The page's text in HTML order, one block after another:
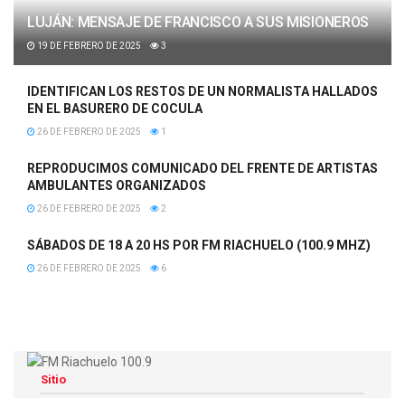
LUJÁN: MENSAJE DE FRANCISCO A SUS MISIONEROS
19 DE FEBRERO DE 2025 3
IDENTIFICAN LOS RESTOS DE UN NORMALISTA HALLADOS
EN EL BASURERO DE COCULA
26 DE FEBRERO DE 2025 1
REPRODUCIMOS COMUNICADO DEL FRENTE DE ARTISTAS
AMBULANTES ORGANIZADOS
26 DE FEBRERO DE 2025 2
SÁBADOS DE 18 A 20 HS POR FM RIACHUELO (100.9 MHZ)
26 DE FEBRERO DE 2025 6
Sitio